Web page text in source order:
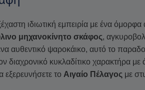
ιδιωτική εμπειρία με ένα
μηχανοκίνητο σκάφος,
αυθεντικό ψαροκάικο, αυτό το
διαχρονικό κυκλαδίτικο χαρακτήρα
εξερευνήσετε το Αιγαίο Πέλαγος με